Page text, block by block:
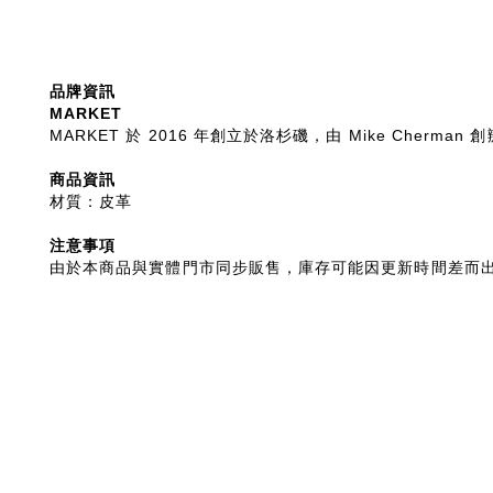
品牌資訊
MARKET
MARKET 於 2016 年創立於洛杉磯，由 Mike Cherman 創
商品資訊
材質：皮革
注意事項
由於本商品與實體門市同步販售，庫存可能因更新時間差而